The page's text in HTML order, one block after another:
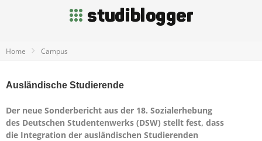
Home Campus
Ausländische Studierende
Der neue Sonderbericht aus der 18. Sozialerhebung
des Deutschen Studentenwerks (DSW) stellt fest, dass
die Integration der ausländischen Studierenden